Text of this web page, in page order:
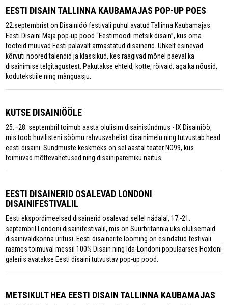
EESTI DISAIN TALLINNA KAUBAMAJAS POP-UP POES
22.septembrist on Disainiöö festivali puhul avatud Tallinna Kaubamajas
Eesti Disaini Maja pop-up pood “Eestimoodi metsik disain”, kus oma
tooteid müüvad Eesti palavalt armastatud disainerid. Uhkelt esinevad
kõrvuti noored talendid ja klassikud, kes räägivad mõnel päeval ka
disainimise telgitagustest. Pakutakse ehteid, kotte, rõivaid, aga ka nõusid,
kodutekstiile ning mänguasju.
KUTSE DISAINIÖÖLE
25.–28. septembril toimub aasta olulisim disainisündmus - IX Disainiöö,
mis toob huvilisteni sõõmu rahvusvahelist disainimelu ning tutvustab head
eesti disaini. Sündmuste keskmeks on sel aastal teater NO99, kus
toimuvad mõttevahetused ning disainiparemiku näitus.
EESTI DISAINERID OSALEVAD LONDONI
DISAINIFESTIVALIL
Eesti ekspordimeelsed disainerid osalevad sellel nädalal, 17.-21.
septembril Londoni disainifestivalil, mis on Suurbritannia üks olulisemaid
disainivaldkonna üritusi. Eesti disainerite looming on esindatud festivali
raames toimuval messil 100% Disain ning Ida-Londoni populaarses Hoxtoni
galeriis avatakse Eesti disaini tutvustav pop-up pood.
METSIKULT HEA EESTI DISAIN TALLINNA KAUBAMAJAS